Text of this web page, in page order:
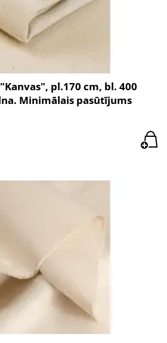
pl.170 cm, bl. 400
Minimālais pasūtījums